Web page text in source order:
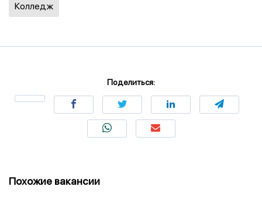
Колледж
Поделиться:
Похожие вакансии